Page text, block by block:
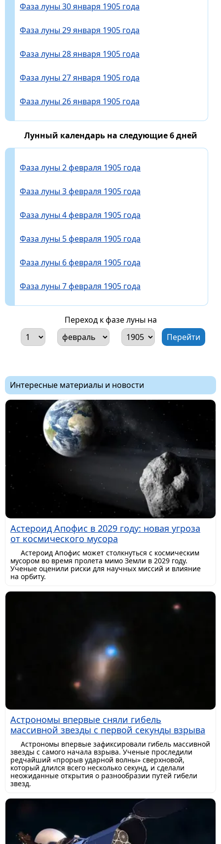
Фаза луны 30 января 1905 года
Фаза луны 29 января 1905 года
Фаза луны 28 января 1905 года
Фаза луны 27 января 1905 года
Фаза луны 26 января 1905 года
Лунный календарь на следующие 6 дней
Фаза луны 2 февраля 1905 года
Фаза луны 3 февраля 1905 года
Фаза луны 4 февраля 1905 года
Фаза луны 5 февраля 1905 года
Фаза луны 6 февраля 1905 года
Фаза луны 7 февраля 1905 года
Переход к фазе луны на
Интересные материалы и новости
Астероид Апофис в 2029 году: новая угроза
от космического мусора
Астероид Апофис может столкнуться с космическим
мусором во время пролета мимо Земли в 2029 году.
Ученые оценили риски для научных миссий и влияние
на орбиту.
Астрономы впервые сняли гибель
массивной звезды с первой секунды взрыва
Астрономы впервые зафиксировали гибель массивной
звезды с самого начала взрыва. Ученые проследили
редчайший «прорыв ударной волны» сверхновой,
который длился всего несколько секунд, и сделали
неожиданные открытия о разнообразии путей гибели
звезд.